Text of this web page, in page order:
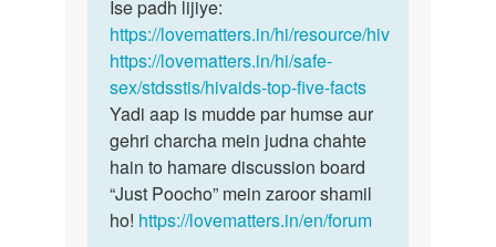
Ise padh lijiye:
https://lovematters.in/hi/resource/hiv
https://lovematters.in/hi/safe-
sex/stdsstis/hivaids-top-five-facts
Yadi aap is mudde par humse aur
gehri charcha mein judna chahte
hain to hamare discussion board
“Just Poocho” mein zaroor shamil
ho! https://lovematters.in/en/forum